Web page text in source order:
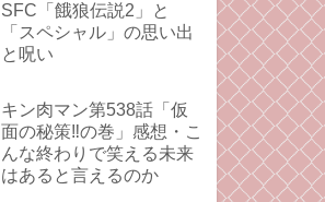
SFC「餓狼伝説2」と
「スペシャル」の思い出
と呪い
キン肉マン第538話「仮
面の秘策‼︎の巻」感想・こ
んな終わりで笑える未来
はあると言えるのか